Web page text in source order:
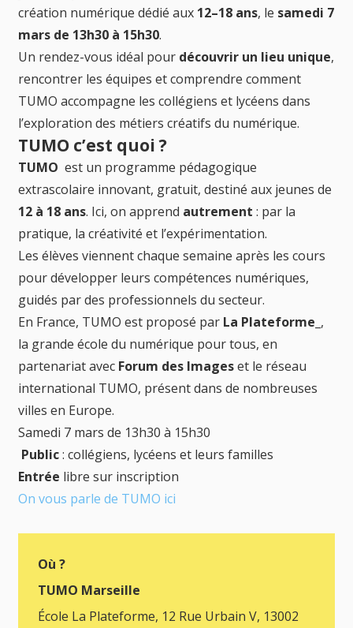
création numérique dédié aux 12–18 ans, le samedi 7
mars de 13h30 à 15h30.
Un rendez-vous idéal pour découvrir un lieu unique,
rencontrer les équipes et comprendre comment
TUMO accompagne les collégiens et lycéens dans
l’exploration des métiers créatifs du numérique.
TUMO c’est quoi ?
TUMO est un programme pédagogique
extrascolaire innovant, gratuit, destiné aux jeunes de
12 à 18 ans. Ici, on apprend autrement : par la
pratique, la créativité et l’expérimentation.
Les élèves viennent chaque semaine après les cours
pour développer leurs compétences numériques,
guidés par des professionnels du secteur.
En France, TUMO est proposé par La Plateforme_ ,
la grande école du numérique pour tous, en
partenariat avec Forum des Imageset le réseau
international TUMO, présent dans de nombreuses
villes en Europe.
Samedi 7 mars de 13h30 à 15h30
Public: collégiens, lycéens et leurs familles
Entrée libre sur inscription
On vous parle de TUMO ici
Où ?
TUMO Marseille
École La Plateforme, 12 Rue Urbain V, 13002